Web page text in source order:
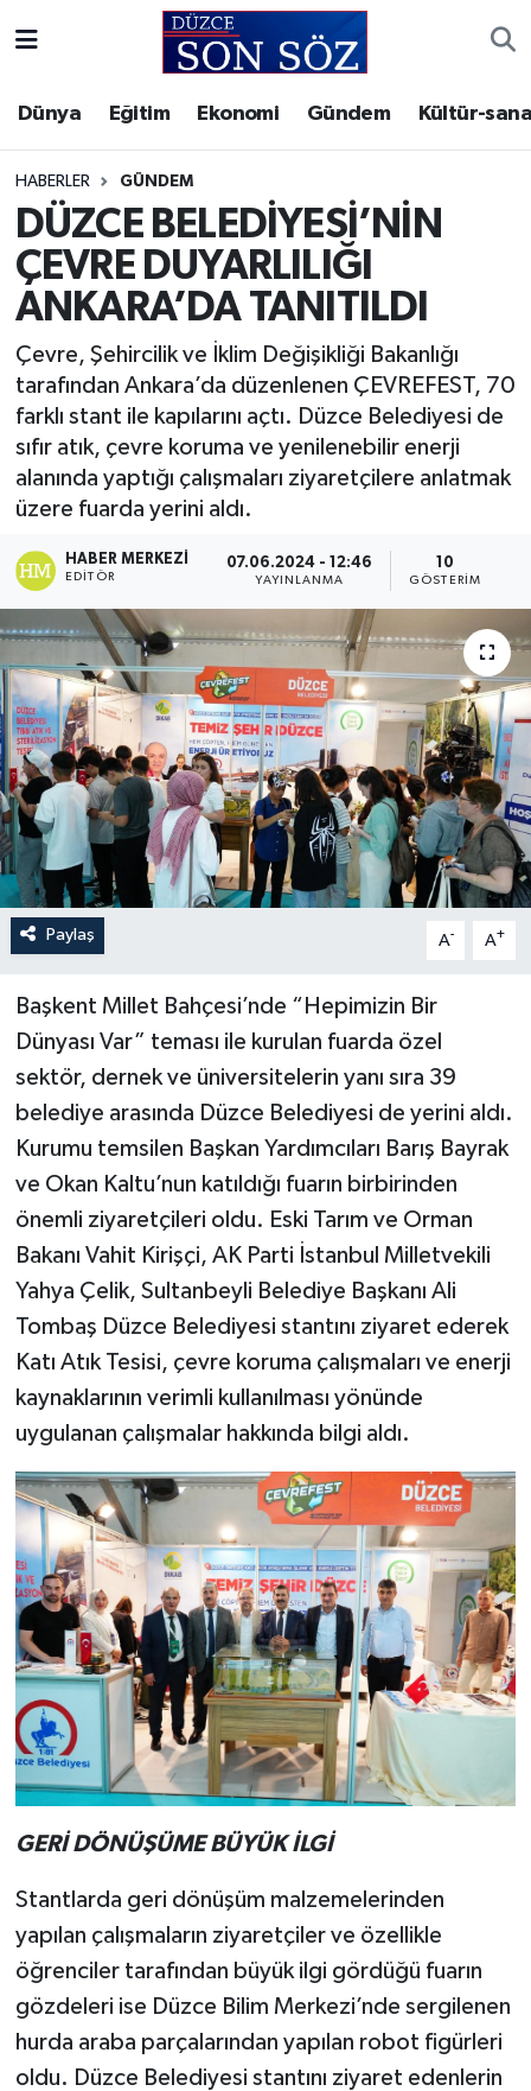
Dünya Eğitim Ekonomi Gündem Kültür-
HABERLER GÜNDEM
DÜZCE BELEDİYESİ’NİN
ÇEVRE DUYARLILIĞI
ANKARA’DA TANITILDI
Çevre, Şehircilik ve İklim Değişikliği Bakanlığı
tarafından Ankara’da düzenlenen ÇEVREFEST, 70
farklı stant ile kapılarını açtı. Düzce Belediyesi de
sıfır atık, çevre koruma ve yenilenebilir enerji
alanında yaptığı çalışmaları ziyaretçilere anlatmak
üzere fuarda yerini aldı.
HABER MERKEZI
EDITÖR
07.06.2024 - 12:46
YAYINLANMA
10
GÖSTERIM
Paylaş A- A+
Başkent Millet Bahçesi’nde “Hepimizin Bir
Dünyası Var” teması ile kurulan fuarda özel
sektör, dernek ve üniversitelerin yanı sıra 39
belediye arasında Düzce Belediyesi de yerini aldı.
Kurumu temsilen Başkan Yardımcıları Barış Bayrak
ve Okan Kaltu’nun katıldığı fuarın birbirinden
önemli ziyaretçileri oldu. Eski Tarım ve Orman
Bakanı Vahit Kirişçi, AK Parti İstanbul Milletvekili
Yahya Çelik, Sultanbeyli Belediye Başkanı Ali
Tombaş Düzce Belediyesi stantını ziyaret ederek
Katı Atık Tesisi, çevre koruma çalışmaları ve enerji
kaynaklarının verimli kullanılması yönünde
uygulanan çalışmalar hakkında bilgi aldı.
GERİ DÖNÜŞÜME BÜYÜK İLGİ
Stantlarda geri dönüşüm malzemelerinden
yapılan çalışmaların ziyaretçiler ve özellikle
öğrenciler tarafından büyük ilgi gördüğü fuarın
gözdeleri ise Düzce Bilim Merkezi’nde sergilenen
hurda araba parçalarından yapılan robot figürleri
oldu. Düzce Belediyesi stantını ziyaret edenlerin
Gizlilik Sözleşmesi
İletişim
Künye
Akçakoca Hava Durumu
Akçakoca Trafik Yoğunluk Haritası
Süper Lig Puan Durumu ve Fikstür
Son Dakika Haberleri
Haber Arşivi